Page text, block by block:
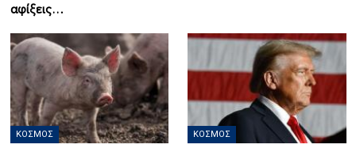
αφίξεις…
ΚΌΣΜΟΣ ΚΌΣΜΟΣ